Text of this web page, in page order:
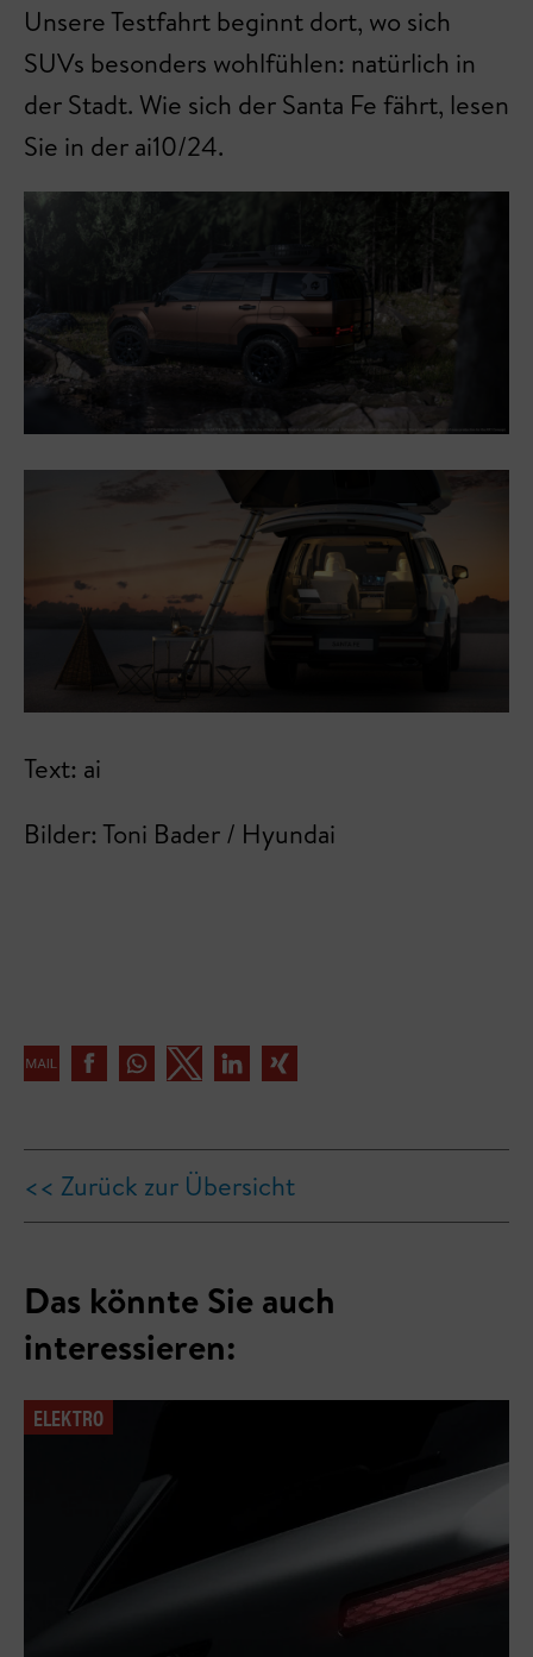
Unsere Testfahrt beginnt dort, wo sich
SUVs besonders wohlfühlen: natürlich in
der Stadt. Wie sich der Santa Fe fährt, lesen
Sie in der ai10/24.
Text: ai
Bilder: Toni Bader / Hyundai
<< Zurück zur Übersicht
Das könnte Sie auch
interessieren:
ELEKTRO